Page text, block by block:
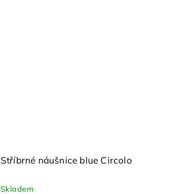
Stříbrné náušnice blue Circolo
Skladem